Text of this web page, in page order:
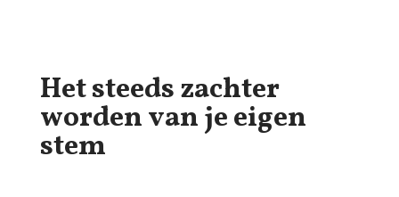
Het steeds zachter
worden van je eigen
stem